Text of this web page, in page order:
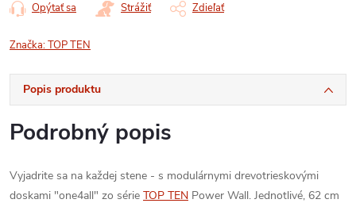
Opýtať sa Strážiť Zdieľať
Značka:TOP TEN
Popis produktu
Podrobný popis
Vyjadrite sa na každej stene - s modulárnymi drevotrieskovými
doskami "one4all" zo série TOP TEN Power Wall. Jednotlivé, 62 cm